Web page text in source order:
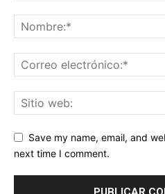
Save my name, email, and
next time I comment.